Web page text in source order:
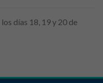
días 18, 19 y 20 de